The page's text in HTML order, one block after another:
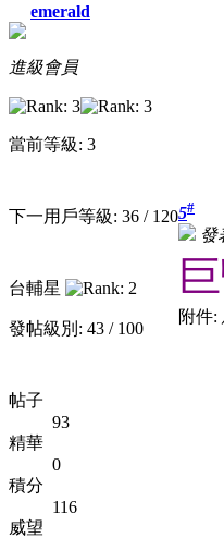
emerald
進級會員
當前等級: 3
下一用戶等級: 36 / 120
台輔星
發帖級別: 43 / 100
帖子
93
精華
0
積分
116
威望
5#
發
附件: